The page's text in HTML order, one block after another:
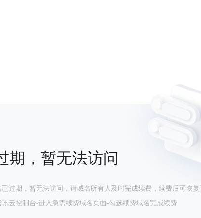
期，暂无法访问
过期，暂无法访问，请域名所有人及时完成续费，续费后可恢复
云控制台-进入急需续费域名页面-勾选续费域名完成续费